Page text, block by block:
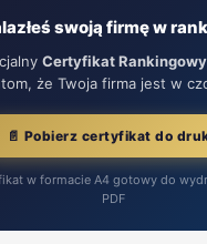
swoją firmę w
Certyfikat Rankingowy
że Twoja firma jest w
📄 Pobierz certyfikat do
w formacie A4 gotowy do
PDF